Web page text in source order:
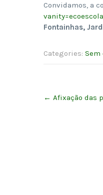
Convidamos, a
Fontainhas,
Categories: Sem
navigation
← Afixação das